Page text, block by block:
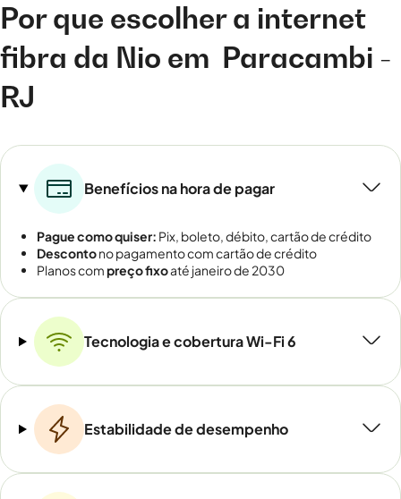
Por que escolher a internet
fibra da Nio em Paracambi -
RJ
Benefícios na hora de pagar
Pague como quiser: Pix, boleto, débito, cartão de crédito
Descontono pagamento com cartão de crédito
Planos compreço fixoaté janeiro de 2030
Tecnologia e cobertura Wi-Fi 6
Estabilidade de desempenho